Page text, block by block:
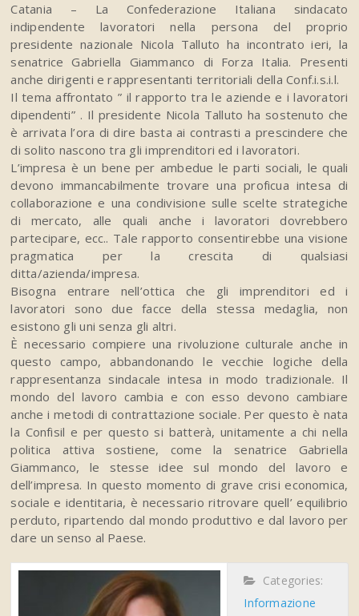
Catania – La Confederazione Italiana sindacato
indipendente lavoratori nella persona del proprio
presidente nazionale Nicola Talluto ha incontrato ieri, la
senatrice Gabriella Giammanco di Forza Italia. Presenti
anche dirigenti e rappresentanti territoriali della Conf.i.s.i.l.
Il tema affrontato ” il rapporto tra le aziende e i lavoratori
dipendenti” . Il presidente Nicola Talluto ha sostenuto che
è arrivata l’ora di dire basta ai contrasti a prescindere che
di solito nascono tra gli imprenditori ed i lavoratori.
L’impresa è un bene per ambedue le parti sociali, le quali
devono immancabilmente trovare una proficua intesa di
collaborazione e una condivisione sulle scelte strategiche
di mercato, alle quali anche i lavoratori dovrebbero
partecipare, ecc.. Tale rapporto consentirebbe una visione
pragmatica per la crescita di qualsiasi
ditta/azienda/impresa.
Bisogna entrare nell’ottica che gli imprenditori ed i
lavoratori sono due facce della stessa medaglia, non
esistono gli uni senza gli altri.
È necessario compiere una rivoluzione culturale anche in
questo campo, abbandonando le vecchie logiche della
rappresentanza sindacale intesa in modo tradizionale. Il
mondo del lavoro cambia e con esso devono cambiare
anche i metodi di contrattazione sociale. Per questo è nata
la Confisil e per questo si batterà, unitamente a chi nella
politica attiva sostiene, come la senatrice Gabriella
Giammanco, le stesse idee sul mondo del lavoro e
dell’impresa. In questo momento di grave crisi economica,
sociale e identitaria, è necessario ritrovare quell’ equilibrio
perduto, ripartendo dal mondo produttivo e dal lavoro per
dare un senso al Paese.
Categories:
Informazione